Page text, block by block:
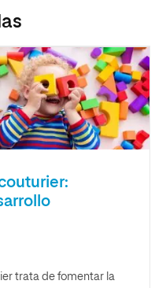
trata de fomentar la